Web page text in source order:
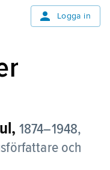
Logga in
1874–1948,
och